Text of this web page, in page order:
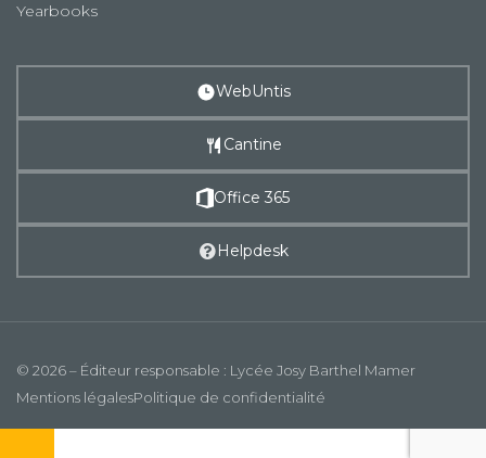
Yearbooks
WebUntis
Cantine
Office 365
Helpdesk
© 2026 – Éditeur responsable : Lycée Josy Barthel Mamer
Mentions légalesPolitique de confidentialité